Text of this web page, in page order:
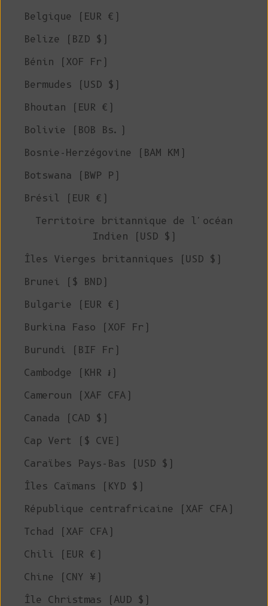
Belgique (EUR €)
Belize (BZD $)
Bénin (XOF Fr)
Bermudes (USD $)
Bhoutan (EUR €)
Bolivie (BOB Bs.)
Bosnie-Herzégovine (BAM КМ)
Botswana (BWP P)
Brésil (EUR €)
Territoire britannique de l'océan
Indien (USD $)
Îles Vierges britanniques (USD $)
Brunei ($ BND)
Bulgarie (EUR €)
Burkina Faso (XOF Fr)
Burundi (BIF Fr)
Cambodge (KHR ៛)
Cameroun (XAF CFA)
Canada (CAD $)
Cap Vert ($ CVE)
Caraïbes Pays-Bas (USD $)
Îles Caïmans (KYD $)
République centrafricaine (XAF CFA)
Tchad (XAF CFA)
Chili (EUR €)
Chine (CNY ¥)
Île Christmas (AUD $)